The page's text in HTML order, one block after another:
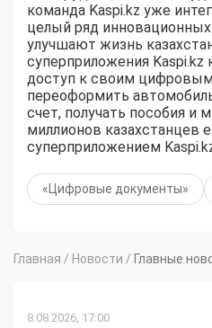
команда Kaspi.kz уже
целый ряд
улучшают жизнь
суперприложения Kaspi.kz
доступ к своим
переоформить
счет, получать пособия и
миллионов казахстанцев
суперприложением
«Цифровые документы»
Главная / Новости / Главные
8.08.2026, 17:00